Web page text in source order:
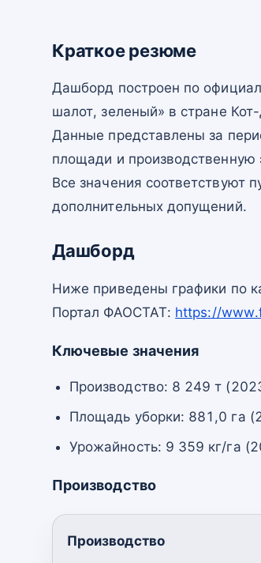
Краткое резюме
Дашборд построен по
шалот, зеленый» в стране
Данные представлены за
площади и производственную
Все значения соответствуют
дополнительных допущений.
Дашборд
Ниже приведены графики по
Портал ФАОСТАТ: https://
Ключевые значения
Производство: 8 249 т
Площадь уборки: 881,0 га
Урожайность: 9 359 кг/га
Производство
Производство